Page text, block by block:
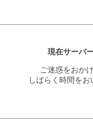
現在サーバ
ご迷惑をおか
しばらく時間を